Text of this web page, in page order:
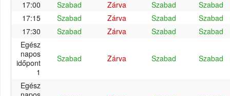
17:00
Szabad Zárva Szabad
Szabad
17:15
Szabad Zárva Szabad
Szabad
17:30
Szabad Zárva Szabad
Szabad
Egész
napos
időpont
1
Szabad Zárva Szabad Szabad
Egész